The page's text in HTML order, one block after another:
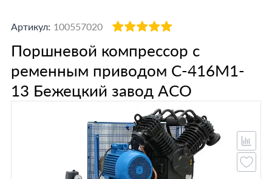
Артикул: 100557020
Поршневой компрессор с
ременным приводом С-416М1-
13 Бежецкий завод АСО